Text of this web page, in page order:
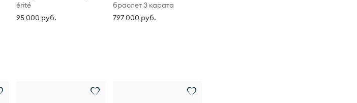
érité
95 000 руб.
браслет 3 карата
797 000 руб.